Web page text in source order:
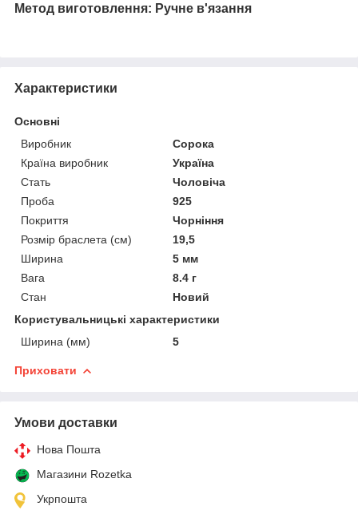
Метод виготовлення: Ручне в'язання
Характеристики
Основні
Виробник
Сорока
Країна виробник
Україна
Стать
Чоловіча
Проба
925
Покриття
Чорніння
Розмір браслета (см)
19,5
Ширина
5 мм
Вага
8.4 г
Стан
Новий
Користувальницькі характеристики
Ширина (мм)
5
Приховати
Умови доставки
Нова Пошта
Магазини Rozetka
Укрпошта